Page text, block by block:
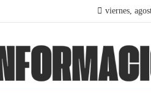
viernes,